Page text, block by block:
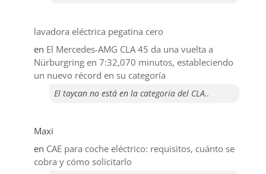
lavadora eléctrica pegatina cero
en El Mercedes-AMG CLA 45 da una vuelta a
Nürburgring en 7:32,070 minutos, estableciendo
un nuevo récord en su categoría
El taycan no está en la categoria del CLA..
Maxi
en CAE para coche eléctrico: requisitos, cuánto se
cobra y cómo solicitarlo